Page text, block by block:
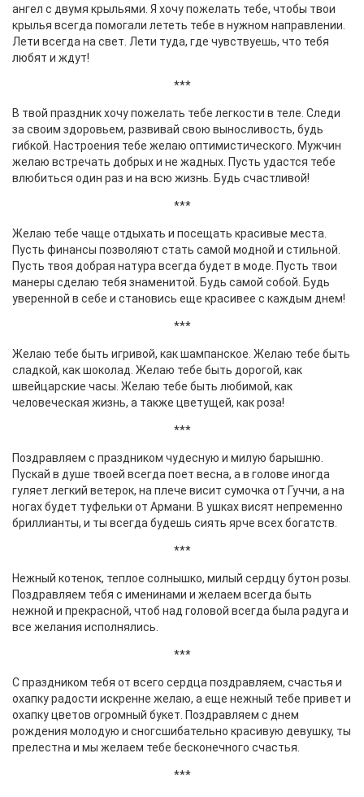
ангел с двумя крыльями. Я хочу пожелать тебе, чтобы твои
крылья всегда помогали лететь тебе в нужном направлении.
Лети всегда на свет. Лети туда, где чувствуешь, что тебя
любят и ждут!
***
В твой праздник хочу пожелать тебе легкости в теле. Следи
за своим здоровьем, развивай свою выносливость, будь
гибкой. Настроения тебе желаю оптимистического. Мужчин
желаю встречать добрых и не жадных. Пусть удастся тебе
влюбиться один раз и на всю жизнь. Будь счастливой!
***
Желаю тебе чаще отдыхать и посещать красивые места.
Пусть финансы позволяют стать самой модной и стильной.
Пусть твоя добрая натура всегда будет в моде. Пусть твои
манеры сделаю тебя знаменитой. Будь самой собой. Будь
уверенной в себе и становись еще красивее с каждым днем!
***
Желаю тебе быть игривой, как шампанское. Желаю тебе быть
сладкой, как шоколад. Желаю тебе быть дорогой, как
швейцарские часы. Желаю тебе быть любимой, как
человеческая жизнь, а также цветущей, как роза!
***
Поздравляем с праздником чудесную и милую барышню.
Пускай в душе твоей всегда поет весна, а в голове иногда
гуляет легкий ветерок, на плече висит сумочка от Гуччи, а на
ногах будет туфельки от Армани. В ушках висят непременно
бриллианты, и ты всегда будешь сиять ярче всех богатств.
***
Нежный котенок, теплое солнышко, милый сердцу бутон розы.
Поздравляем тебя с именинами и желаем всегда быть
нежной и прекрасной, чтоб над головой всегда была радуга и
все желания исполнялись.
***
С праздником тебя от всего сердца поздравляем, счастья и
охапку радости искренне желаю, а еще нежный тебе привет и
охапку цветов огромный букет. Поздравляем с днем
рождения молодую и сногсшибательно красивую девушку, ты
прелестна и мы желаем тебе бесконечного счастья.
***